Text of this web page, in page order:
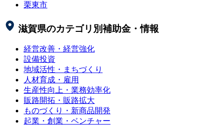
栗東市
滋賀県のカテゴリ別補助金・情報
経営改善・経営強化
設備投資
地域活性・まちづくり
人材育成・雇用
生産性向上・業務効率化
販路開拓・販路拡大
ものづくり・新商品開発
起業・創業・ベンチャー